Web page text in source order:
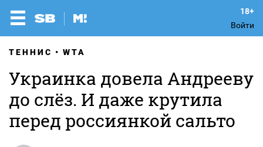
Войти
ТЕННИС WTA
Украинка довела Андрееву
до слёз. И даже крутила
перед россиянкой сальто